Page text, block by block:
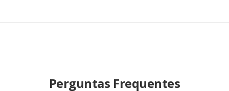
Perguntas Frequentes